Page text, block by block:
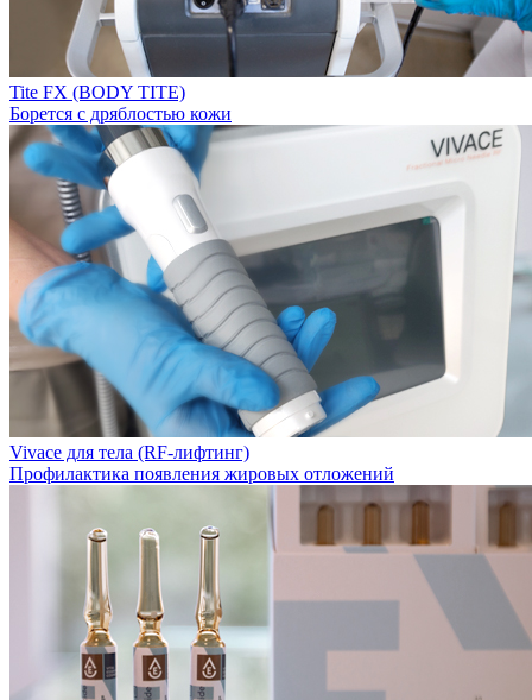
Tite FX (BODY TITE)
Борется с дряблостью кожи
Vivace для тела (RF-лифтинг)
Профилактика появления жировых отложений